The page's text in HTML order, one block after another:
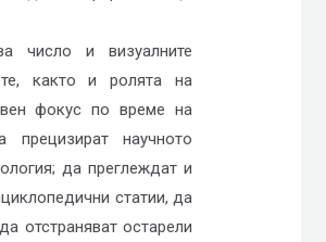
число и визуалните
както и ролята на
фокус по време на
прецизират научното
да преглеждат и
статии, да
отстраняват остарели